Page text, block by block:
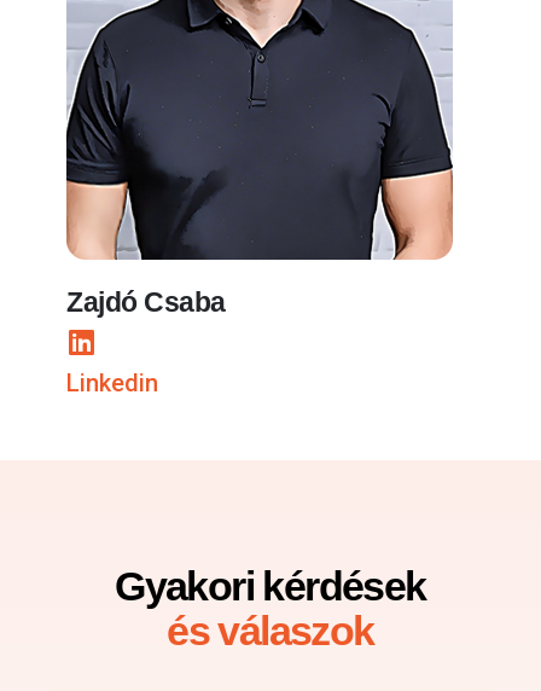
Zajdó Csaba
Linkedin
Gyakori kérdések
és válaszok